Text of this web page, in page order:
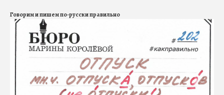
Говорим и пишем по-русски правильно